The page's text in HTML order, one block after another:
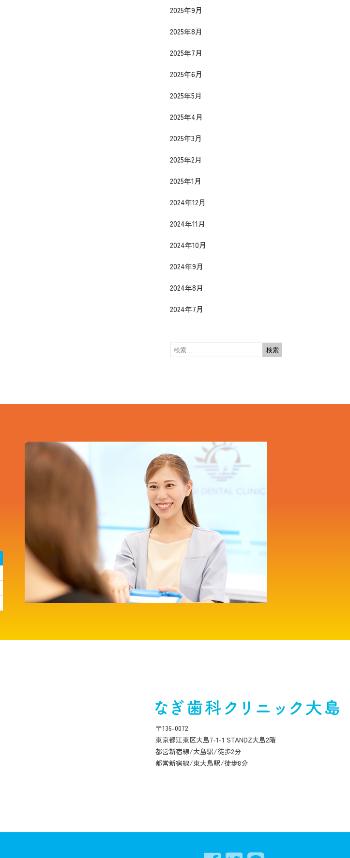
2025年9月
2025年8月
2025年7月
2025年6月
2025年5月
2025年4月
2025年3月
2025年2月
2025年1月
2024年12月
2024年11月
2024年10月
2024年9月
2024年8月
2024年7月
〒136-0072
東京都江東区大島7-1-1 STANDZ大島2階
都営新宿線/大島駅/徒歩2分
都営新宿線/東大島駅/徒歩8分